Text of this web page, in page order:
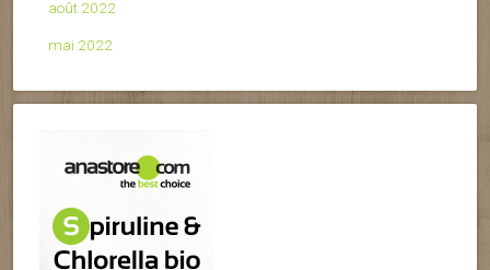
août 2022
mai 2022